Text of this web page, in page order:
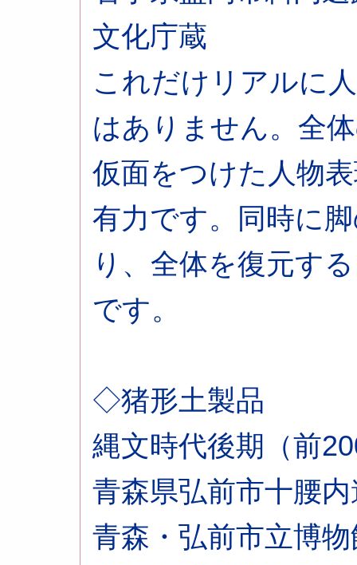
文化庁蔵
これだけリアルに
はありません。全
仮面をつけた人物
有力です。同時に
り、全体を復元す
です。
◇猪形土製品
縄文時代後期（前
青森県弘前市十腰
青森・弘前市立博